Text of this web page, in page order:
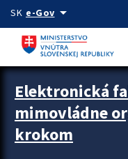
Preskocit na hlavný obsah
SK e-Govarrow_drop_down
Zastavit automatický posun
Elektronická
mimovládne
krokom